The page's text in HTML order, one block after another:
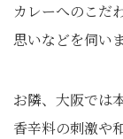
カレーへのこだ
思いなどを伺い
お隣、大阪では
香辛料の刺激や